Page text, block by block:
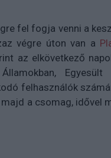
fel fogja venni a
végre úton van a
az elkövetkező
Egyesült
felhasználók
a csomag, idővel